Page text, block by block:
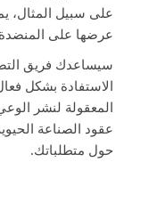
على سبيل المثال،
عرضها على المنضدة
الاستفادة بشكل
المعقولة لنشر
عقود الصناعة
حول متطلباتك.